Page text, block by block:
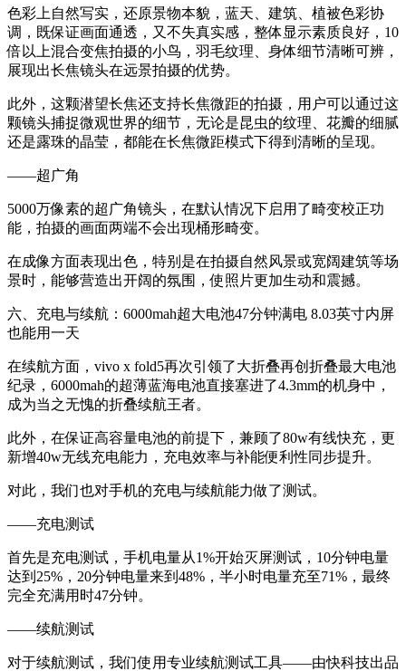
色彩上自然写实，还原景物本貌，蓝天、建筑、植被色彩协
调，既保证画面通透，又不失真实感，整体显示素质良好，10
倍以上混合变焦拍摄的小鸟，羽毛纹理、身体细节清晰可辨，
展现出长焦镜头在远景拍摄的优势。
此外，这颗潜望长焦还支持长焦微距的拍摄，用户可以通过这
颗镜头捕捉微观世界的细节，无论是昆虫的纹理、花瓣的细腻
还是露珠的晶莹，都能在长焦微距模式下得到清晰的呈现。
——超广角
5000万像素的超广角镜头，在默认情况下启用了畸变校正功
能，拍摄的画面两端不会出现桶形畸变。
在成像方面表现出色，特别是在拍摄自然风景或宽阔建筑等场
景时，能够营造出开阔的氛围，使照片更加生动和震撼。
六、充电与续航：6000mah超大电池47分钟满电 8.03英寸内屏
也能用一天
在续航方面，vivo x fold5再次引领了大折叠再创折叠最大电池
纪录，6000mah的超薄蓝海电池直接塞进了4.3mm的机身中，
成为当之无愧的折叠续航王者。
此外，在保证高容量电池的前提下，兼顾了80w有线快充，更
新增40w无线充电能力，充电效率与补能便利性同步提升。
对此，我们也对手机的充电与续航能力做了测试。
——充电测试
首先是充电测试，手机电量从1%开始灭屏测试，10分钟电量
达到25%，20分钟电量来到48%，半小时电量充至71%，最终
完全充满用时47分钟。
——续航测试
对于续航测试，我们使用专业续航测试工具——由快科技出品